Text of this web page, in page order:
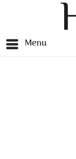
Menu